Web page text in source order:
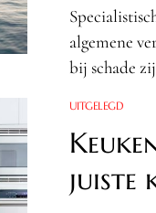
algemene
bij schade
UITGELEGD
juiste